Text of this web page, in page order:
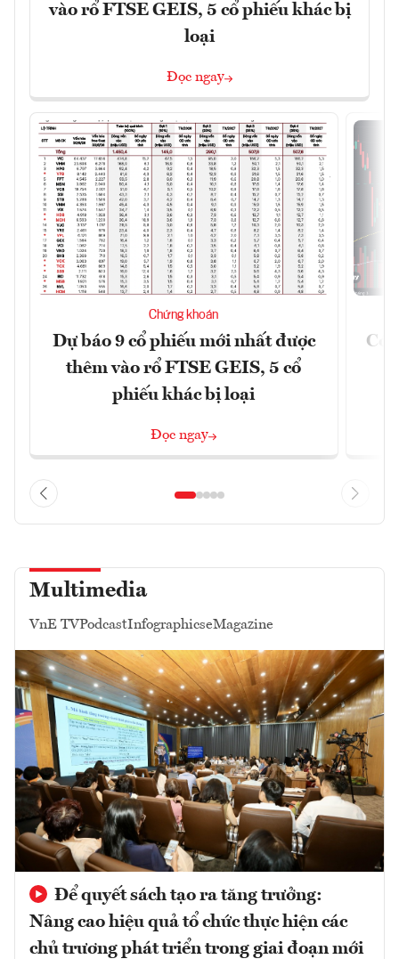
vào rổ FTSE GEIS, 5 cổ phiếu khác bị
loại
Đọc ngay
Chứng khoán
Dự báo 9 cổ phiếu mới nhất được
thêm vào rổ FTSE GEIS, 5 cổ
phiếu khác bị loại
Đọc ngay
Có
Multimedia
VnE TVPodcastInfographicseMagazine
Để quyết sách tạo ra tăng trưởng:
Nâng cao hiệu quả tổ chức thực hiện các
chủ trương phát triển trong giai đoạn mới